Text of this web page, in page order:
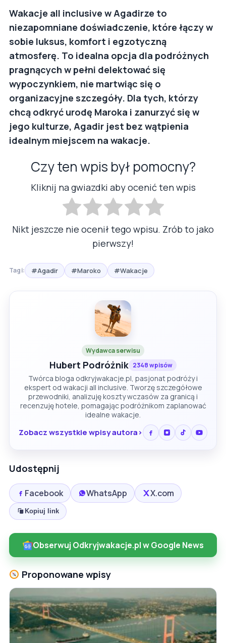
Wakacje all inclusive w Agadirze to
niezapomniane doświadczenie, które łączy w
sobie luksus, komfort i egzotyczną
atmosferę. To idealna opcja dla podróżnych
pragnących w pełni delektować się
wypoczynkiem, nie martwiąc się o
organizacyjne szczegóły. Dla tych, którzy
chcą odkryć urodę Maroka i zanurzyć się w
jego kulturze, Agadir jest bez wątpienia
idealnym miejscem na wakacje.
Czy ten wpis był pomocny?
Kliknij na gwiazdki aby ocenić ten wpis
Nikt jeszcze nie ocenił tego wpisu. Zrób to jako
pierwszy!
Tagi: #Agadir #Maroko #Wakacje
Wydawca serwisu
Hubert Podróżnik 2348 wpisów
Twórca bloga odkryjwakacje.pl, pasjonat podróży i
ekspert od wakacji all inclusive. Tworzę szczegółowe
przewodniki, analizuję koszty wczasów za granicą i
recenzuję hotele, pomagając podróżnikom zaplanować
idealne wakacje.
Zobacz wszystkie wpisy autora
Udostępnij
Facebook WhatsApp X.com
Kopiuj link
Obserwuj Odkryjwakacje.pl w Google News
Proponowane wpisy